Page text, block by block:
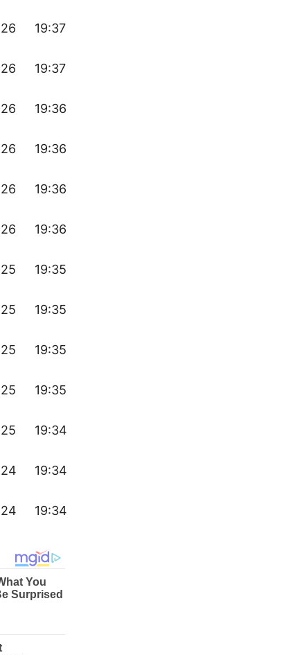
19:37
19:37
19:36
19:36
19:36
19:36
19:35
19:35
19:35
19:35
19:34
19:34
19:34